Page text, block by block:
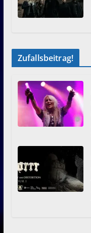
Zufallsbeitrag!